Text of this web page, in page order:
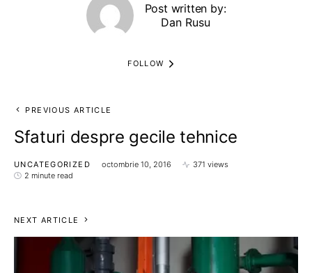
Post written by:
Dan Rusu
FOLLOW
PREVIOUS ARTICLE
Sfaturi despre gecile tehnice
UNCATEGORIZED octombrie 10, 2016
371 views
2 minute read
NEXT ARTICLE